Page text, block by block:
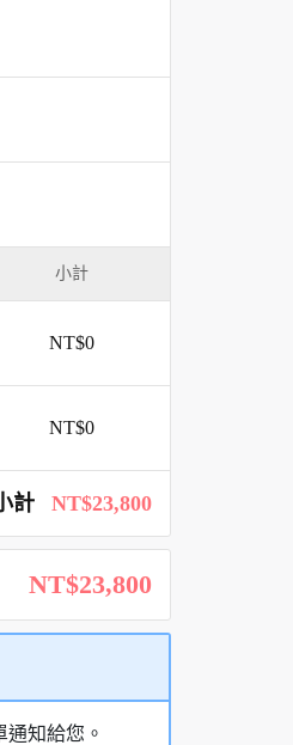
小計
NT$0
NT$0
計 NT$23,800
NT$23,800
知給您。